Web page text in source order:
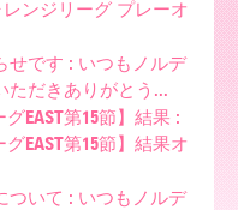
ンジリーグ プレーオ
せです : いつもノルデ
ただきありがとう...
EAST第15節】結果 :
EAST第15節】結果オ
ついて : いつもノルデ